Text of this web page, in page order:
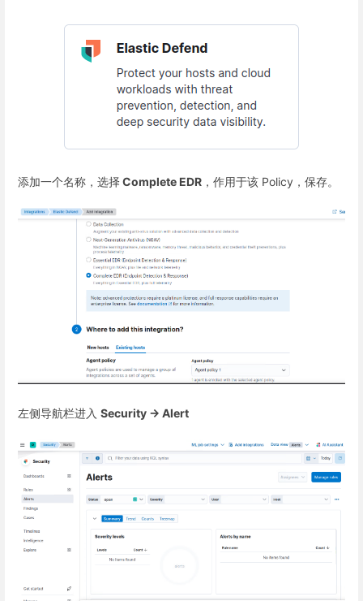
添加一个名称，选择 Complete EDR ，作用于该 Policy，保存。
左侧导航栏进入 Security -> Alert